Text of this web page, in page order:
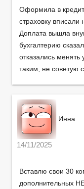
Оформила в
страховку вписали
Доплата вышла
бухгалтерию
отказались менять
таким, не советую
Инна
14/11/2025
Вставлю свои 30
дополнительных